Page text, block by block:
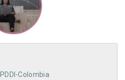
Colombia